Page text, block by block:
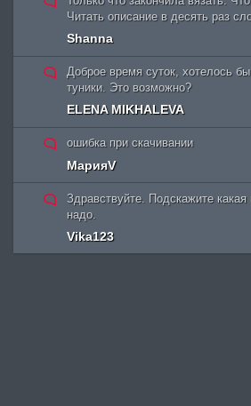
Читать описание в десять раз
Shanna
Доброе время суток, хотелось
туники. Это возможно?
ELENA MIKHALEVA
ошибка при скачивании
МарияV
Здравствуйте. Подскажите
надо.
Vika123